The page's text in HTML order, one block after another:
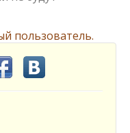
пользователь.